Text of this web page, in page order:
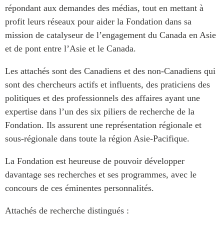
Auteurs
PROGRAMMES
Dialogues et tables rondes
Centre sur les minéraux
critiques du Canada et de
l’Indo-Pacifique
Enjeux émergents
En éducation
féminines
Le Partenariat APEC-
Canada pour la croissance
i-LEAD
Explications
Études de cas
Séries spéciales
Pleins feux
NOTRE RÉSEAU DE
SITES WEB
Pacifique
Investment Monitor
Projet APEC-Canada pour
des entreprises
répondant aux demandes des médias, tout en mettant à
profit leurs réseaux pour aider la Fondation dans sa
mission de catalyseur de l’engagement du Canada en Asie
et de pont entre l’Asie et le Canada.
Les attachés sont des Canadiens et des non-Canadiens qui
sont des chercheurs actifs et influents, des praticiens des
politiques et des professionnels des affaires ayant une
expertise dans l’un des six piliers de recherche de la
Fondation. Ils assurent une représentation régionale et
sous-régionale dans toute la région Asie-Pacifique.
La Fondation est heureuse de pouvoir développer
davantage ses recherches et ses programmes, avec le
concours de ces éminentes personnalités.
Attachés de recherche distingués :